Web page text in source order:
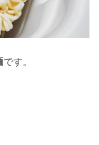
す。